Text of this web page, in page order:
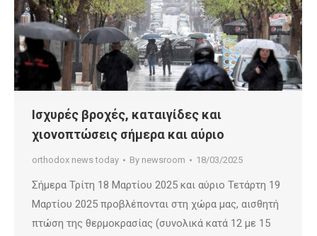
Ισχυρές βροχές, καταιγίδες και
χιονοπτώσεις σήμερα και αύριο
orthodox news today By newsroom 18/03/2025
Σήμερα Τρίτη 18 Μαρτίου 2025 και αύριο Τετάρτη 19
Μαρτίου 2025 προβλέπονται στη χώρα μας, αισθητή
πτώση της θερμοκρασίας (συνολικά κατά 12 με 15